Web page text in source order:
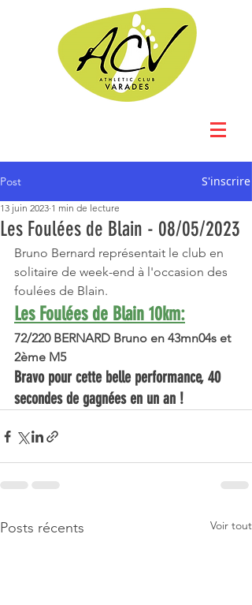
Post S'inscrire
Les Foulées de Blain - 08/05/2023
13 juin 2023 1 min de lecture
Bruno Bernard représentait le club en
solitaire de week-end à l'occasion des
foulées de Blain.
Les Foulées de Blain 10km:
72/220 BERNARD Bruno en 43mn04s et
2ème M5
Bravo pour cette belle performance, 40
secondes de gagnées en un an !
Posts récents Voir tout